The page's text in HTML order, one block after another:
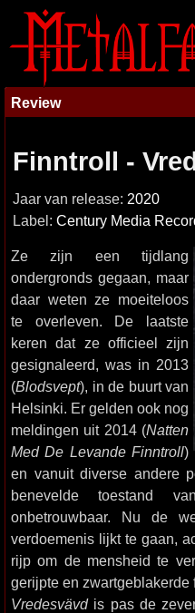
Review
Finntroll -
Jaar van release: 2020
Label: Century Media
Ze zijn een tijdlang
ondergronds gegaan, maar
daar weten ze moeiteloos
te overleven. De laatste
keren dat ze officieel zijn
gesignaleerd, was in 2013
(Blodsvept), in de buurt van
Helsinki. Er gelden ook nog
meldingen uit 2014 (Natten
Med De Levande Finntroll)
en vanuit diverse andere
benevelde toestand
onbetrouwbaar. Nu de
verdoemenis lijkt te gaan,
rijp om de mensheid te
gerijpte en zwartgeblakerde
Vredesvävdis pas de